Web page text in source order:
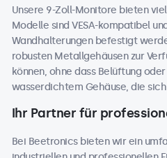
Unsere 9-Zoll-Monitore bieten
Modelle sind VESA-kompatibel
Wandhalterungen befestigt
robusten Metallgehäusen zur
können, ohne dass Belüftung
wasserdichtem Gehäuse, die
Ihr Partner für
Bei Beetronics bieten wir ein